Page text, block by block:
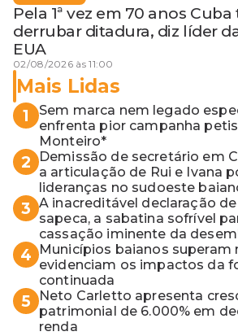
Pela 1ª vez em 70 anos
derrubar ditadura, diz líder
EUA
02/08/2026 às 11:00
Mais Lidas
1
Sem marca nem legado
enfrenta pior campanha
Monteiro*
2
Demissão de secretário em
a articulação de Rui e Ivana
lideranças no sudoeste
3 A inacreditável declaração
sapeca, a sabatina sofrível
cassação iminente da
vaga do Quinto para o MP
4
Municípios baianos superam
evidenciam os impactos da
continuada
5
Neto Carletto apresenta
patrimonial de 6.000% em
renda